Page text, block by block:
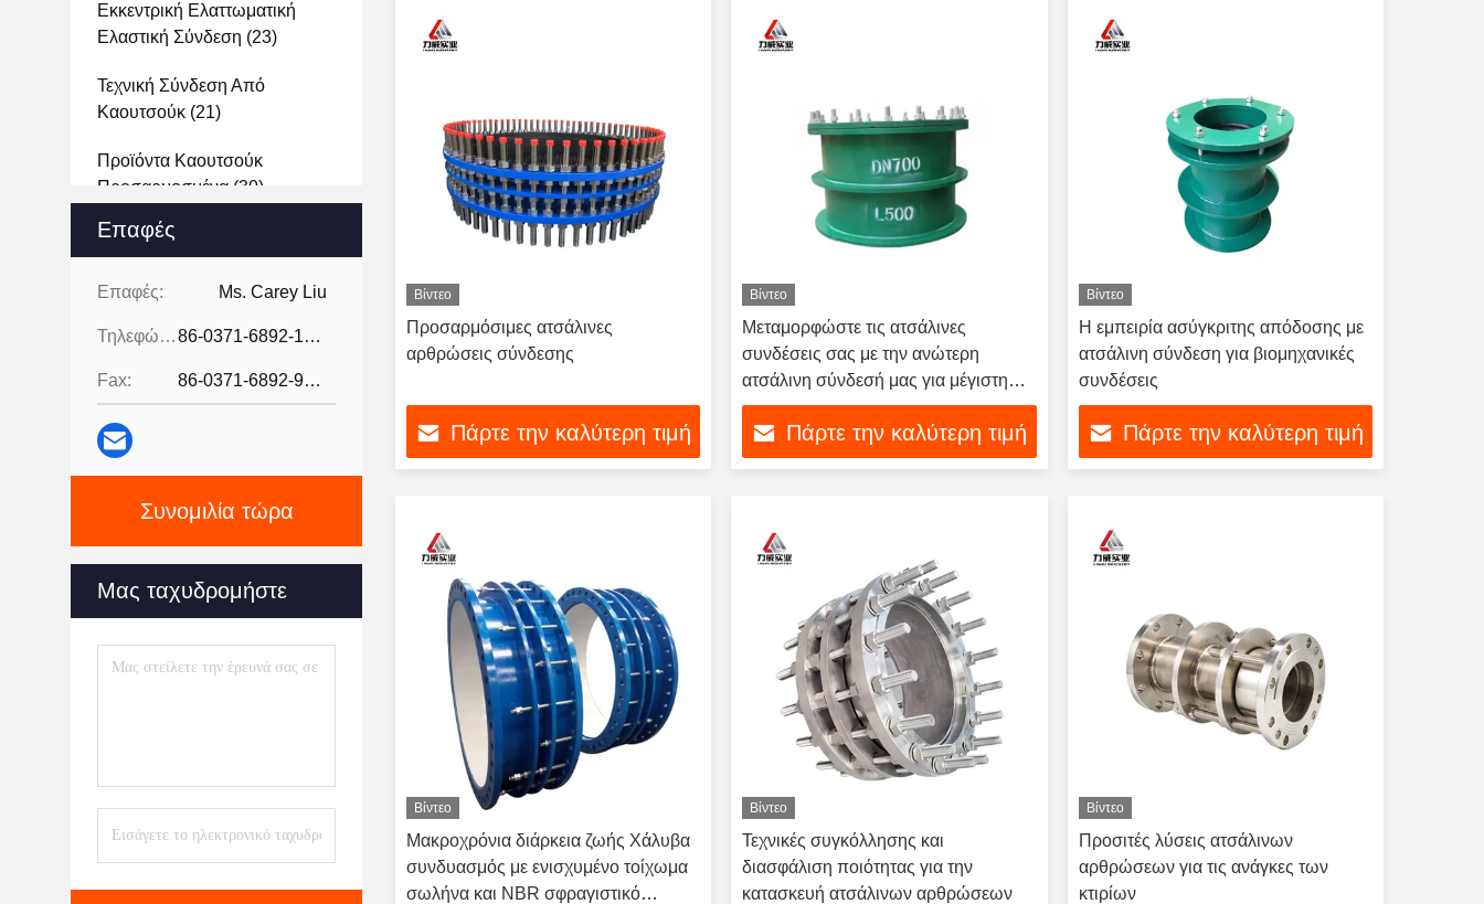
Εκκεντρική Ελαττωματική
Ελαστική Σύνδεση (23)
Τεχνική Σύνδεση Από
Καουτσούκ (21)
Προϊόντα Καουτσούκ
Προσαρμοσμένα (30)
Μεταλλικός Αντισταθμιστής
Κυματισμού(40)
(27)
Τεχνουργήματα Από Ελαστικό
Επαφές
Επαφές: Ms. Carey Liu
Τηλεφώνημα: 86-0371-6892-1527
Fax: 86-0371-6892-9024
Συνομιλία τώρα
Μας ταχυδρομήστε
Βίντεο
Προσαρμόσιμες ατσάλινες
αρθρώσεις σύνδεσης
Πάρτε την καλύτερη τιμή
Βίντεο
Μεταμορφώστε τις ατσάλινες
συνδέσεις σας με την ανώτερη
ατσάλινη σύνδεσή μας για μέγιστη
αντοχή
Πάρτε την καλύτερη τιμή
Βίντεο
Η εμπειρία ασύγκριτης απόδοσης με
ατσάλινη σύνδεση για βιομηχανικές
συνδέσεις
Πάρτε την καλύτερη τιμή
Βίντεο
Μακροχρόνια διάρκεια ζωής Χάλυβα
συνδυασμός με ενισχυμένο τοίχωμα
σωλήνα και NBR σφραγιστικό
Βίντεο
Τεχνικές συγκόλλησης και
διασφάλιση ποιότητας για την
κατασκευή ατσάλινων αρθρώσεων
Βίντεο
Προσιτές λύσεις ατσάλινων
αρθρώσεων για τις ανάγκες των
κτιρίων